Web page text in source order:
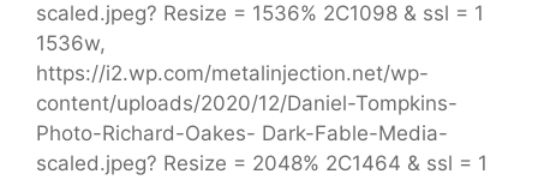
scaled.jpeg? Resize = 1536% 2C1098 & ssl = 1
1536w,
https://i2.wp.com/metalinjection.net/wp-
content/uploads/2020/12/Daniel-Tompkins-
Photo-Richard-Oakes- Dark-Fable-Media-
scaled.jpeg? Resize = 2048% 2C1464 & ssl = 1